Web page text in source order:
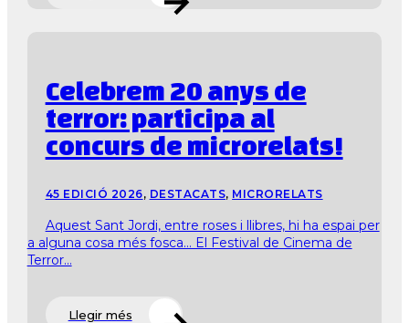
Celebrem 20 anys de
terror: participa al
concurs de microrelats!
45 EDICIÓ 2026, DESTACATS, MICRORELATS
Aquest Sant Jordi, entre roses i llibres, hi ha espai per
a alguna cosa més fosca… El Festival de Cinema de
Terror...
Llegir més